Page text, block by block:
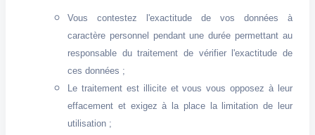
Vous contestez l'exactitude de vos données à
caractère personnel pendant une durée permettant au
responsable du traitement de vérifier l'exactitude de
ces données ;
Le traitement est illicite et vous vous opposez à leur
effacement et exigez à la place la limitation de leur
utilisation ;